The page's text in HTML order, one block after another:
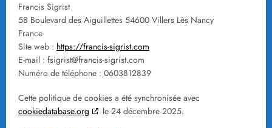
Francis Sigrist
58 Boulevard des Aiguillettes 54600 Villers Lès Nancy
France
Site web : https://francis-sigrist.com
E-mail : fsigrist@francis-sigrist.com
Numéro de téléphone : 0603812839
Cette politique de cookies a été synchronisée avec
cookiedatabase.org
le 24 décembre 2025.